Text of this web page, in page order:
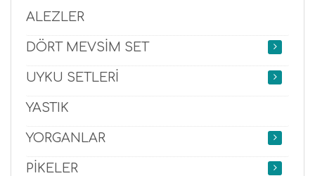
ALEZLER
DÖRT MEVSİM SET
UYKU SETLERİ
YASTIK
YORGANLAR
PİKELER